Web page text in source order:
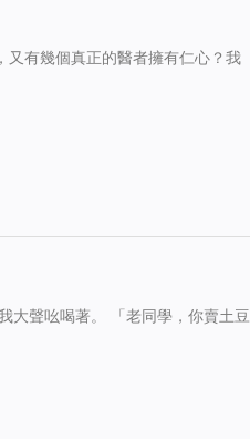
又有幾個真正的醫者擁有仁心？我
大聲吆喝著。 「老同學，你賣土豆